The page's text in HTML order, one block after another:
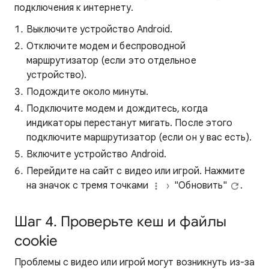
подключения к интернету.
Выключите устройство Android.
Отключите модем и беспроводной
маршрутизатор (если это отдельное
устройство).
Подождите около минуты.
Подключите модем и дождитесь, когда
индикаторы перестанут мигать. После этого
подключите маршрутизатор (если он у вас есть).
Включите устройство Android.
Перейдите на сайт с видео или игрой. Нажмите
на значок с тремя точками
"Обновить" .
Шаг 4. Проверьте кеш и файлы
cookie
Проблемы с видео или игрой могут возникнуть из-за